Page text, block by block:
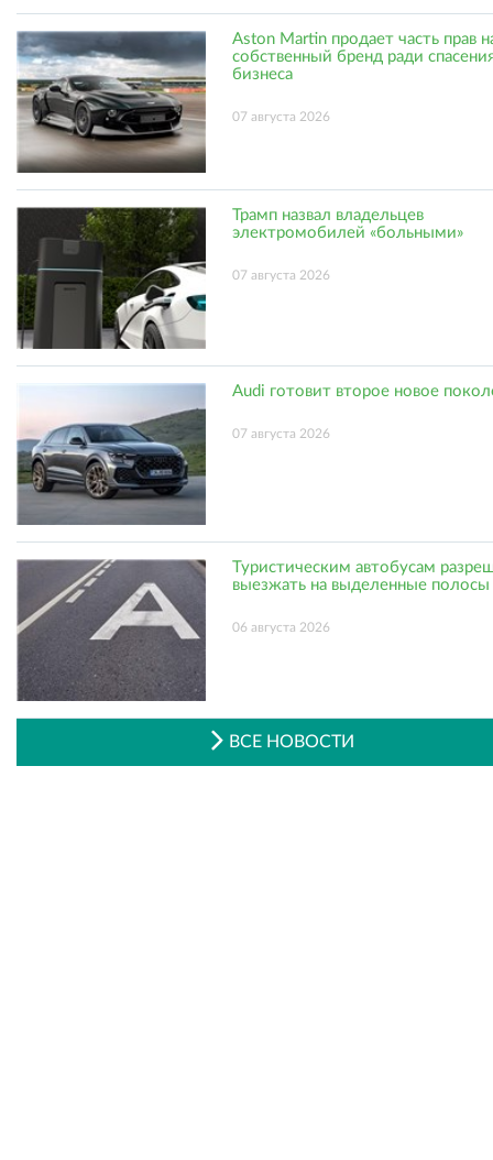
Aston Martin продает часть прав
собственный бренд ради
бизнеса
07 августа 2026
Трамп назвал владельцев
электромобилей «больными»
07 августа 2026
Audi готовит второе новое
07 августа 2026
Туристическим автобусам
выезжать на выделенные полосы
06 августа 2026
ВСЕ НОВОСТИ